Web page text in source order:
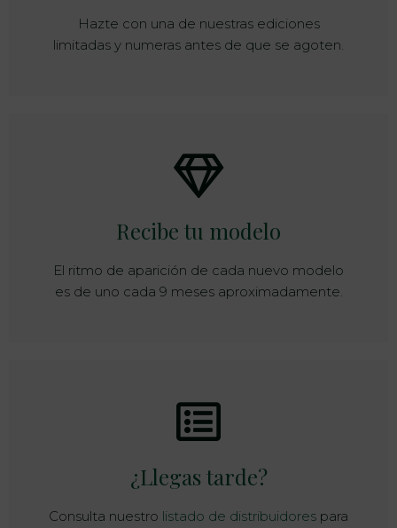
Hazte con una de nuestras ediciones
limitadas y numeras antes de que se agoten.
Recibe tu modelo
El ritmo de aparición de cada nuevo modelo
es de uno cada 9 meses aproximadamente.
¿Llegas tarde?
Consulta nuestro listado de distribuidores para